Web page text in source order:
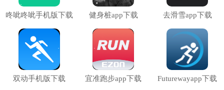
咚呲咚呲手机版下载 健身桩app下载 去滑雪app下载
双动手机版下载 宜准跑步app下载 Futurewayapp下载